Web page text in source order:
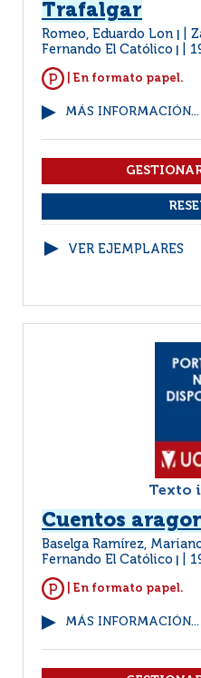
Trafalgar
Romeo, Eduardo Lon
Fernando El Católico
| En formato papel.
MÁS INFORMACIÓN...
VER EJEMPLARES
Texto
Cuentos
Baselga Ramírez,
Fernando El Católico
| En formato papel.
MÁS INFORMACIÓN...